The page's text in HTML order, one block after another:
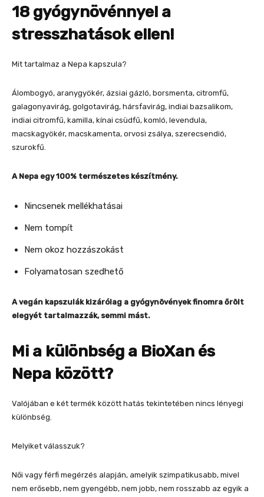
18 gyógynövénnyel a
stresszhatások ellen!
Mit tartalmaz a Nepa kapszula?
Álombogyó, aranygyökér, ázsiai gázló, borsmenta, citromfű,
galagonyavirág, golgotavirág, hársfavirág, indiai bazsalikom,
indiai citromfű, kamilla, kínai csüdfű, komló, levendula,
macskagyökér, macskamenta, orvosi zsálya, szerecsendió,
szurokfű.
A Nepa egy 100% természetes készítmény.
Nincsenek mellékhatásai
Nem tompít
Nem okoz hozzászokást
Folyamatosan szedhető
A vegán kapszulák kizárólag a gyógynövények finomra őrölt
elegyét tartalmazzák, semmi mást.
Mi a különbség a BioXan és
Nepa között?
Valójában e két termék között hatás tekintetében nincs lényegi
különbség.
Melyiket válasszuk?
Női vagy férfi megérzés alapján, amelyik szimpatikusabb, mivel
nem erősebb, nem gyengébb, nem jobb, nem rosszabb az egyik a